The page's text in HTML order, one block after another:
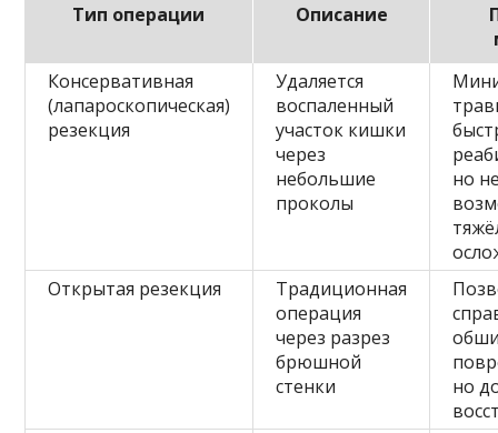
Тип операции Описание
Консервативная
(лапароскопическая)
резекция
Удаляется
воспаленный
участок кишки
через
небольшие
проколы
но
Открытая резекция
Традиционная
операция
через разрез
брюшной
стенки
но